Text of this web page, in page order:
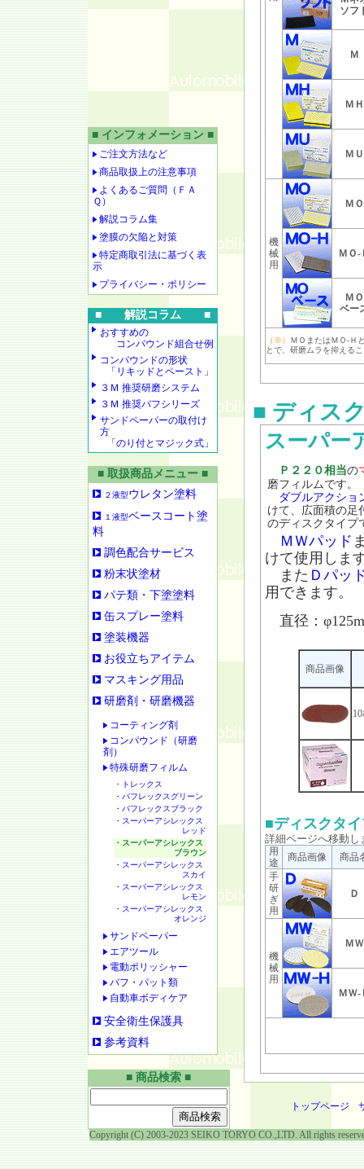
ソフ
Ｍ
ＭＨ
ＭＵ
機
械
用
ＭＯ
ＭＯ-
ＭＯ
ベー
（※）
ＭＯまたはＭＯ-Ｈ
とで、研磨ムラを抑える
■ ディス
スーパー
Ｐ２２０相当の
磨フィルムです。
ダブルアクショ
けて、広面積の足
のディスクタイプ
ＭＷパッド
けて使用しま
また Ｄパッ
用できます。
直径：
商品画像
■ディスクタ
詳細ページへ移動し
用
途
商品画像
商品
手
研
ぎ
用
Ｄ
機
械
用
ＭＷ
ＭＷ-
トップページ
■ インフォメーション ■
ご注文方法など
商品取扱上の注意事項
よくあるご質問（ＦＡ
Ｑ）
解説コラム集
塗膜の欠陥と対策
特定商取引法に基づく表
示
プライバシー・ポリシー
■ 解説コラム ■
おすすめの
コンパウンド組合せ例
コンパウンドの形状
「リキッドとペースト」
３Ｍ 推奨研磨システム
３Ｍ 推奨バフシリーズ
サンドペーパーの取付け
方
「のり付とマジック式」
■ 取扱商品メニュー ■
２液型ウレタン塗料
１液型ベースコート塗
料
調色配合サービス
粉末状塗材
パテ類・下塗塗料
缶スプレー塗料
塗装機器
お役立ちアイテム
マスキング用品
研磨剤・研磨機器
コーティング剤
コンパウンド（研磨
剤）
特殊研磨フィルム
・トレックス
・バフレックスグリーン
・バフレックスブラック
・スーパーアシレックス
レッド
・スーパーアシレックス
ブラウン
・スーパーアシレックス
スカイ
・スーパーアシレックス
レモン
・スーパーアシレックス
オレンジ
サンドペーパー
エアツール
電動ポリッシャー
バフ・パット類
自動車ボディケア
安全衛生保護具
参考資料
■ 商品検索 ■
Copyright (C) 2003-2023 SEIKO TORYO CO.,LTD. All rights